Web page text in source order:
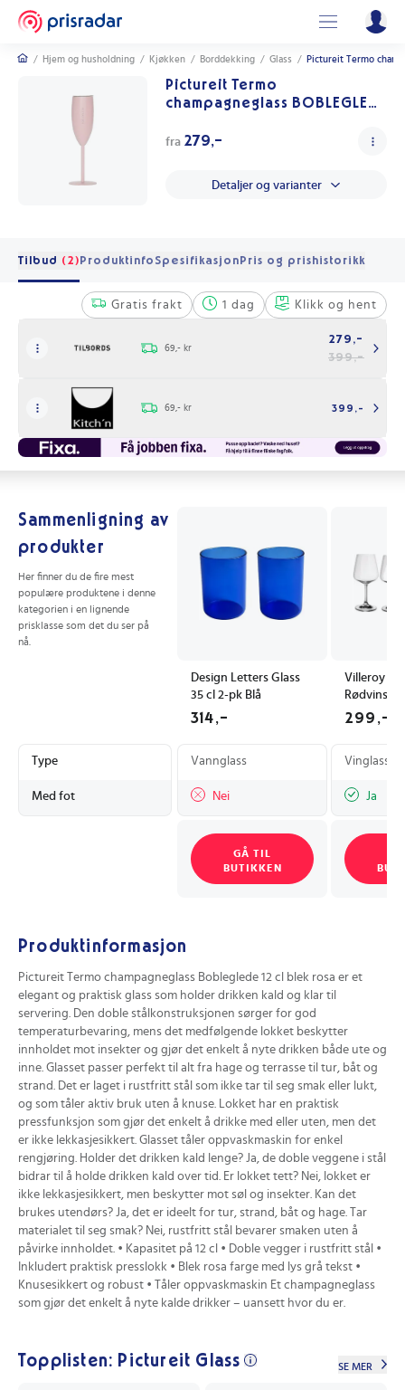
/ Hjem og husholdning / Kjøkken / Borddekking / Glass / Pictureit Termo
Pictureit Termo
champagneglass BOBLEGLEDE
fra 279,-
Detaljer og varianter
Tilbud (2)Produktinfo SpesifikasjonPris og prishistorikk
Gratis frakt 1 dag Klikk og hent
69,- kr
279,-
399,-
69,- kr 399,-
Sammenligning av
produkter
Her finner du de fire mest
populære produktene i denne
kategorien i en lignende
prisklasse som det du ser på
nå.
Design Letters Glass
35 cl 2-pk Blå
314,-
Villeroy &
299,-
Type Vannglass Vinglass
Med fot Nei Ja
GÅ TIL
BUTIKKEN
Produktinformasjon
Pictureit Termo champagneglass Bobleglede 12 cl blek rosa er et
elegant og praktisk glass som holder drikken kald og klar til
servering. Den doble stålkonstruksjonen sørger for god
temperaturbevaring, mens det medfølgende lokket beskytter
innholdet mot insekter og gjør det enkelt å nyte drikken både ute og
inne. Glasset passer perfekt til alt fra hage og terrasse til tur, båt og
strand. Det er laget i rustfritt stål som ikke tar til seg smak eller lukt,
og som tåler aktiv bruk uten å knuse. Lokket har en praktisk
pressfunksjon som gjør det enkelt å drikke med eller uten, men det
er ikke lekkasjesikkert. Glasset tåler oppvaskmaskin for enkel
rengjøring. Holder det drikken kald lenge? Ja, de doble veggene i stål
bidrar til å holde drikken kald over tid. Er lokket tett? Nei, lokket er
ikke lekkasjesikkert, men beskytter mot søl og insekter. Kan det
brukes utendørs? Ja, det er ideelt for tur, strand, båt og hage. Tar
materialet til seg smak? Nei, rustfritt stål bevarer smaken uten å
påvirke innholdet. • Kapasitet på 12 cl • Doble vegger i rustfritt stål •
Inkludert praktisk presslokk • Blek rosa farge med lys grå tekst •
Knusesikkert og robust • Tåler oppvaskmaskin Et champagneglass
som gjør det enkelt å nyte kalde drikker – uansett hvor du er.
Topplisten: Pictureit Glass SE MER